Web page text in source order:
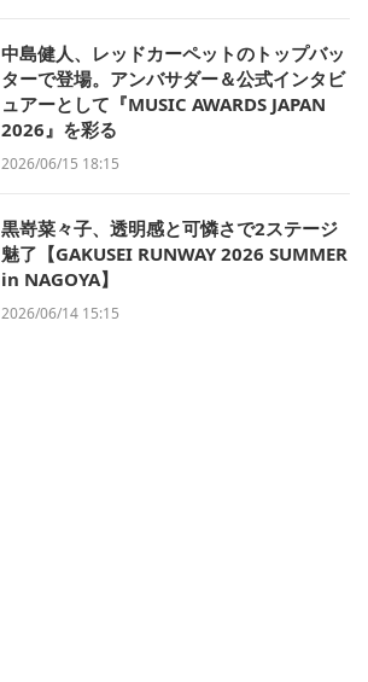
中島健人、レッドカーペットのトップバッ
ターで登場。アンバサダー＆公式インタビ
ュアーとして『MUSIC AWARDS JAPAN
2026』を彩る
2026/06/15 18:15
黒嵜菜々子、透明感と可憐さで2ステージ
魅了【GAKUSEI RUNWAY 2026 SUMMER
in NAGOYA】
2026/06/14 15:15